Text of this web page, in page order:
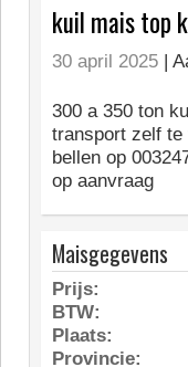
kuil mais top
30 april 2025 |
300 a 350 ton
transport zelf te
bellen op
op aanvraag
Maisgegevens
Prijs:
BTW:
Plaats:
Provincie: